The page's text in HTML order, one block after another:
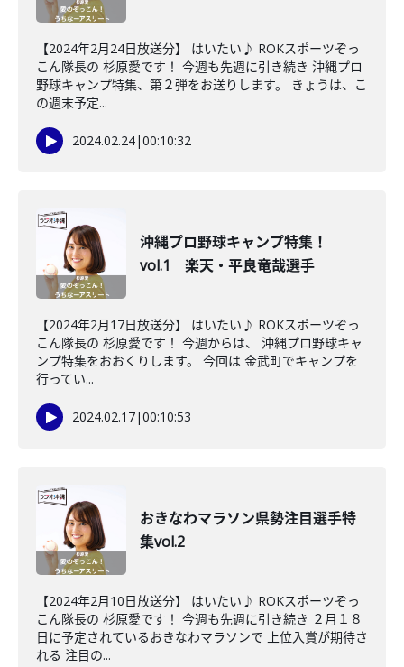
【2024年2月24日放送分】 はいたい♪ ROKスポーツぞっ
こん隊長の 杉原愛です！ 今週も先週に引き続き 沖縄プロ
野球キャンプ特集、第２弾をお送りします。 きょうは、こ
の週末予定...
2024.02.24|00:10:32
沖縄プロ野球キャンプ特集！
vol.1 楽天・平良竜哉選手
【2024年2月17日放送分】 はいたい♪ ROKスポーツぞっ
こん隊長の 杉原愛です！ 今週からは、 沖縄プロ野球キャ
ンプ特集をおおくりします。 今回は 金武町でキャンプを
行ってい...
2024.02.17|00:10:53
おきなわマラソン県勢注目選手特
集vol.2
【2024年2月10日放送分】 はいたい♪ ROKスポーツぞっ
こん隊長の 杉原愛です！ 今週も先週に引き続き ２月１８
日に予定されているおきなわマラソンで 上位入賞が期待さ
れる 注目の...